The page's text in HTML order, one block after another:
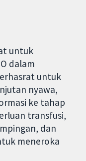
untuk
dalam
untuk
nyawa,
ke tahap
transfusi,
dan
meneroka